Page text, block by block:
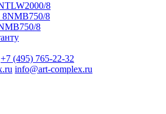
8
8
+7 (495) 765-22-32
info@art-complex.ru